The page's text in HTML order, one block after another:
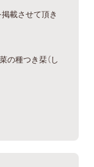
載させて頂き
の種つき栞（し